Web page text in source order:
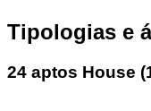
Tipologias e
24 aptos House